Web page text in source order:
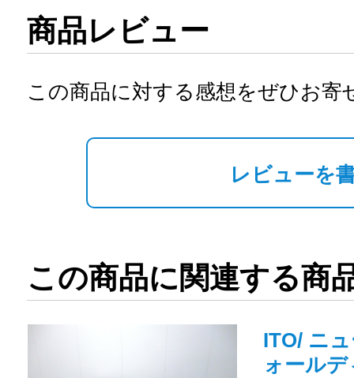
商品レビュー
この商品に対する感想をぜひお寄
レビューを
この商品に関連する商
ITO/ ニ
ォール